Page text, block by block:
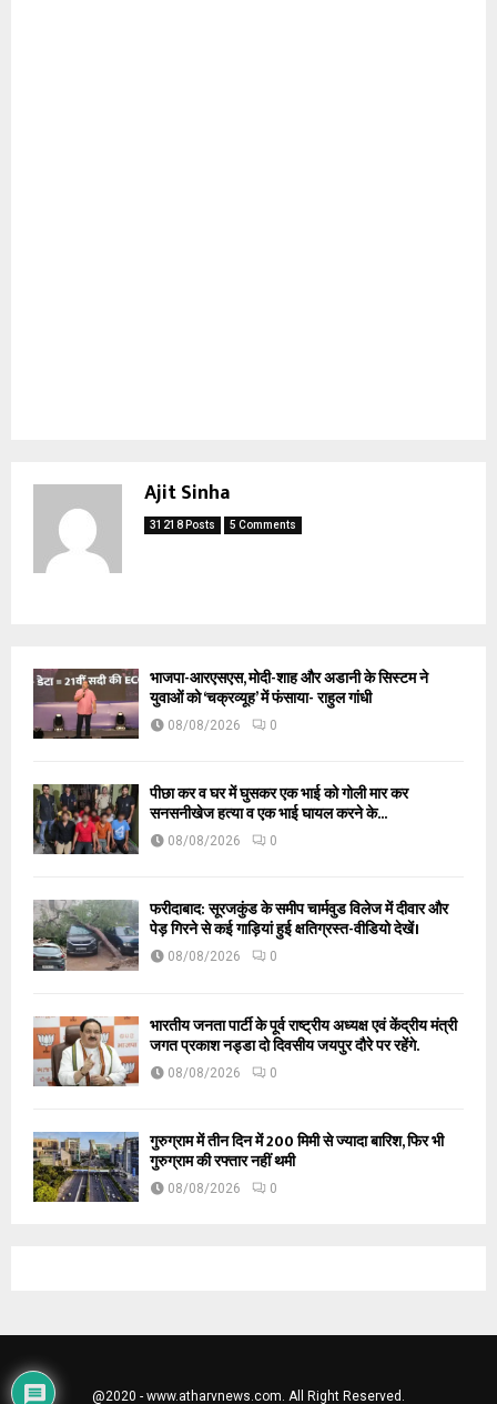
Ajit Sinha
31218 Posts 5 Comments
भाजपा-आरएसएस, मोदी-शाह और अडानी के सिस्टम ने
युवाओं को ‘चक्रव्यूह’ में फंसाया- राहुल गांधी
08/08/2026 0
पीछा कर व घर में घुसकर एक भाई को गोली मार कर
सनसनीखेज हत्या व एक भाई घायल करने के...
08/08/2026 0
फरीदाबाद: सूरजकुंड के समीप चार्मवुड विलेज में दीवार और
पेड़ गिरने से कई गाड़ियां हुई क्षतिग्रस्त-वीडियो देखें।
08/08/2026 0
भारतीय जनता पार्टी के पूर्व राष्ट्रीय अध्यक्ष एवं केंद्रीय मंत्री
जगत प्रकाश नड्डा दो दिवसीय जयपुर दौरे पर रहेंगे.
08/08/2026 0
गुरुग्राम में तीन दिन में 200 मिमी से ज्यादा बारिश, फिर भी
गुरुग्राम की रफ्तार नहीं थमी
08/08/2026 0
@2020 - www.atharvnews.com. All Right Reserved.